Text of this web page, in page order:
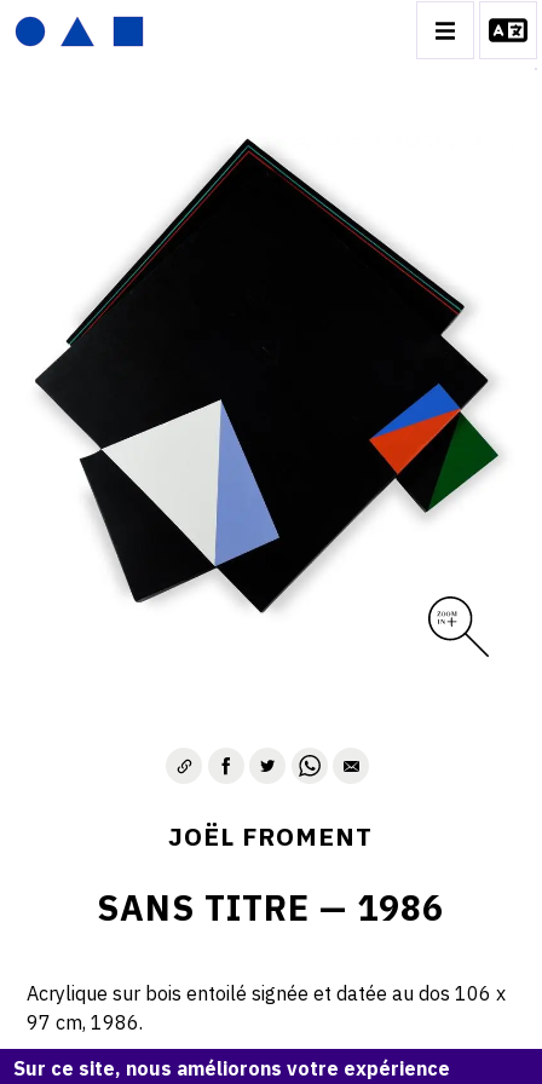
JOËL FROMENT
CATALOGUE DES OEUVRES
JOËL FROMENT
SANS TITRE — 1986
Acrylique sur bois entoilé signée et datée au dos 106 x
97 cm, 1986.
Sur ce site, nous améliorons votre expérience